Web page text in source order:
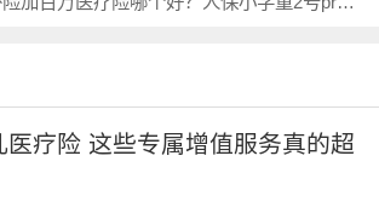
医疗险 这些专属增值服务真的超